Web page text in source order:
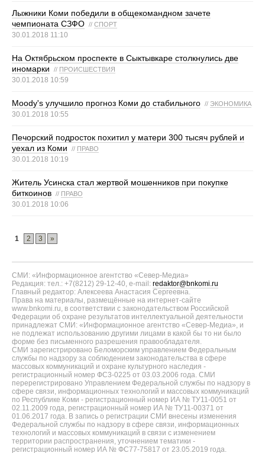
Лыжники Коми победили в общекомандном зачете
чемпионата СЗФО // СПОРТ
30.01.2018 11:10
На Октябрьском проспекте в Сыктывкаре столкнулись две
иномарки
// ПРОИСШЕСТВИЯ
30.01.2018 10:59
Moody's улучшило прогноз Коми до стабильного // ЭКОНОМИКА
30.01.2018 10:55
Печорский подросток похитил у матери 300 тысяч рублей и
уехал из Коми
// ПРАВО
30.01.2018 10:19
Житель Усинска стал жертвой мошенников при покупке
биткоинов // ПРАВО
30.01.2018 10:06
1 2 3 »
СМИ: «Информационное агентство «Север-Медиа»
Редакция: тел.: +7(8212) 29-12-40, e-mail: redaktor@bnkomi.ru
Главный редактор: Алексеева Анастасия Сергеевна.
Права на материалы, размещённые на интернет-сайте
www.bnkomi.ru, в соответствии с законодательством Российской
Федерации об охране результатов интеллектуальной деятельности
принадлежат СМИ: «Информационное агентство «Север-Медиа», и
не подлежат использованию другими лицами в какой бы то ни было
форме без письменного разрешения правообладателя.
СМИ зарегистрировано Беломорским управлением Федеральным
службы по надзору за соблюдением законодательства в сфере
массовых коммуникаций и охране культурного наследия -
регистрационный номер ФС3-0225 от 03.03.2006 года. СМИ
перерегистрировано Управлением Федеральной службы по надзору в
сфере связи, информационных технологий и массовых коммуникаций
по Республике Коми - регистрационный номер ИА № ТУ11-0051 от
02.11.2009 года, регистрационный номер ИА № ТУ11-00371 от
01.06.2017 года. В запись о регистрации СМИ внесены изменения
Федеральной службы по надзору в сфере связи, информационных
технологий и массовых коммуникаций в связи с изменением
территории распространения, уточнением тематики -
регистрационный номер ИА № ФС77-75817 от 23.05.2019 года.